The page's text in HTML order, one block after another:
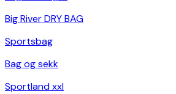
Big River DRY BAG
Sportsbag
Bag og sekk
Sportland xxl